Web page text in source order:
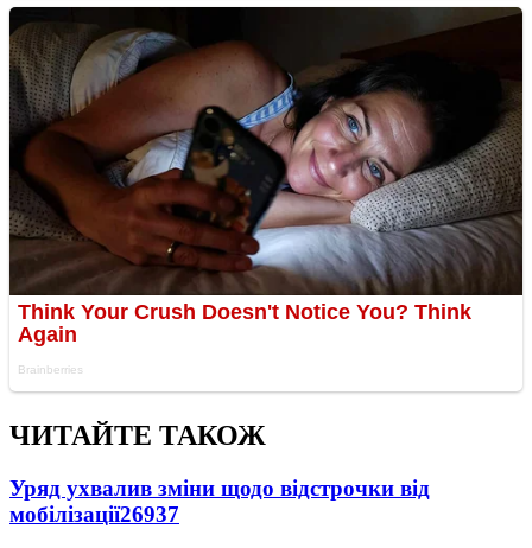
ЧИТАЙТЕ ТАКОЖ
Уряд ухвалив зміни щодо відстрочки від
мобілізації26937